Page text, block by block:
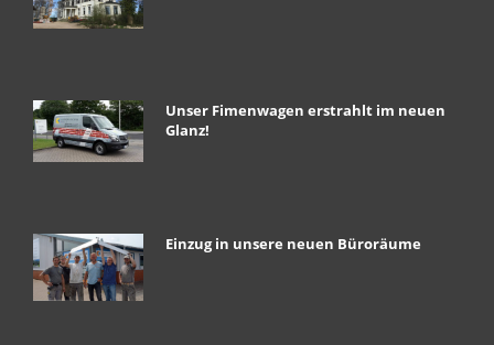
Unser Fimenwagen erstrahlt im neuen
Glanz!
Einzug in unsere neuen Büroräume